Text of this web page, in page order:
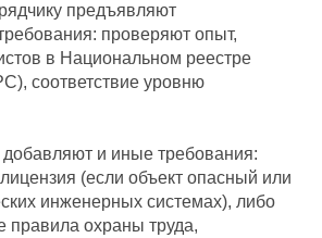
предъявляют
проверяют опыт,
в Национальном реестре
соответствие уровню
добавляют и иные требования:
(если объект опасный или
инженерных системах), либо
правила охраны труда,